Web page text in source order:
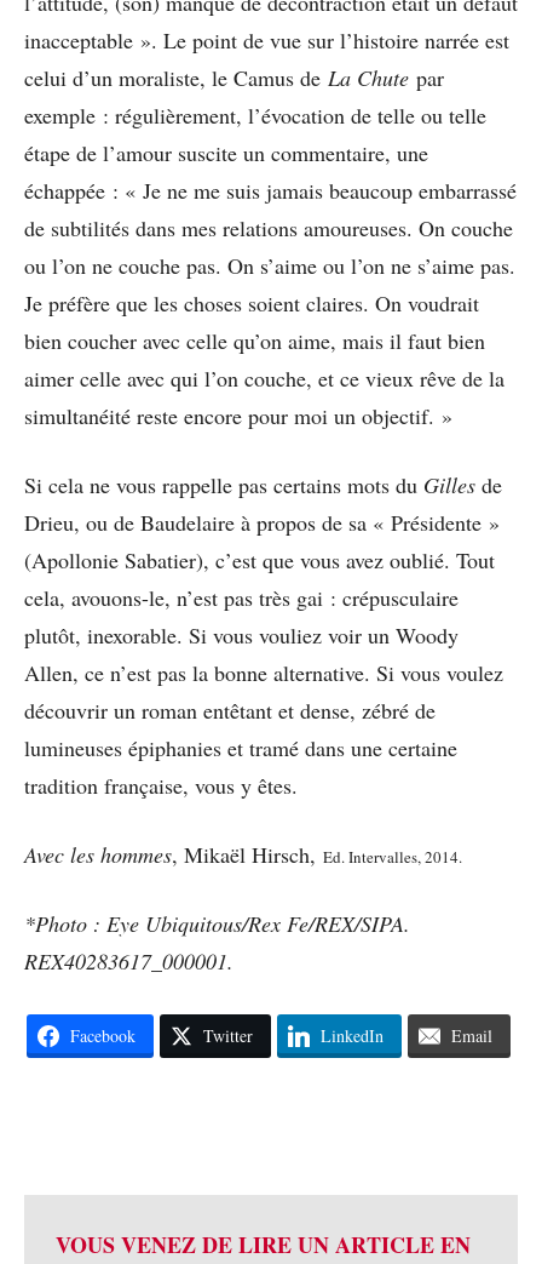
inacceptable ». Le point de vue sur l’histoire narrée est
celui d’un moraliste, le Camus de La Chute par
exemple : régulièrement, l’évocation de telle ou telle
étape de l’amour suscite un commentaire, une
échappée : « Je ne me suis jamais beaucoup embarrassé
de subtilités dans mes relations amoureuses. On couche
ou l’on ne couche pas. On s’aime ou l’on ne s’aime pas.
Je préfère que les choses soient claires. On voudrait
bien coucher avec celle qu’on aime, mais il faut bien
aimer celle avec qui l’on couche, et ce vieux rêve de la
simultanéité reste encore pour moi un objectif. »
Si cela ne vous rappelle pas certains mots du Gilles de
Drieu, ou de Baudelaire à propos de sa « Présidente »
(Apollonie Sabatier), c’est que vous avez oublié. Tout
cela, avouons-le, n’est pas très gai : crépusculaire
plutôt, inexorable. Si vous vouliez voir un Woody
Allen, ce n’est pas la bonne alternative. Si vous voulez
découvrir un roman entêtant et dense, zébré de
lumineuses épiphanies et tramé dans une certaine
tradition française, vous y êtes.
Avec les hommes, Mikaël Hirsch, Ed. Intervalles, 2014.
*Photo : Eye Ubiquitous/Rex Fe/REX/SIPA.
REX40283617_000001.
Facebook Twitter LinkedIn Email
VOUS VENEZ DE LIRE UN ARTICLE EN